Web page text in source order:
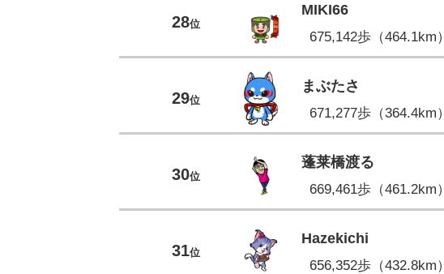
28位
MIKI66
675,142歩（464.1km）
29位
まぶたさ
671,277歩（364.4km）
30位
蓬莱橋渡る
669,461歩（461.2km）
31位
Hazekichi
656,352歩（432.8km）